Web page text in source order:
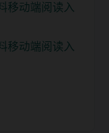
移动端阅读入
移动端阅读入